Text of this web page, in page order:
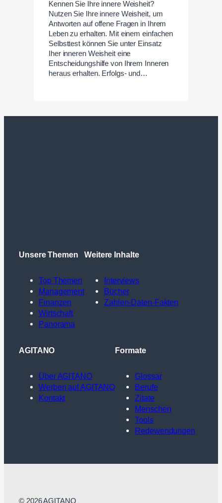
Kennen Sie Ihre innere Weisheit?
Nutzen Sie Ihre innere Weisheit, um
Antworten auf offene Fragen in Ihrem
Leben zu erhalten. Mit einem einfachen
Selbsttest können Sie unter Einsatz
Iher inneren Weisheit eine
Entscheidungshilfe von Ihrem Inneren
heraus erhalten. Erfolgs- und…
Unsere Themen
Top Themen
Management
Finanzen
Wirtschaft
Panorama
Weitere Inhalte
Interviews
Bücher
Zahlen-Daten-Fakten
AGITANO
Über AGITANO
Werben auf AGITANO
Kontakt
Formate
Glossar
Berufe
Zitate
Menschen
Tools
Redewendungen
© 2026 AGITANO